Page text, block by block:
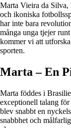
Marta Vieira da Silva,
och ikoniska
har inte bara
många unga tjejer
kommer vi att
sporten.
Marta – En
Marta föddes i
exceptionell talang
blev snabbt en
snabbhet och